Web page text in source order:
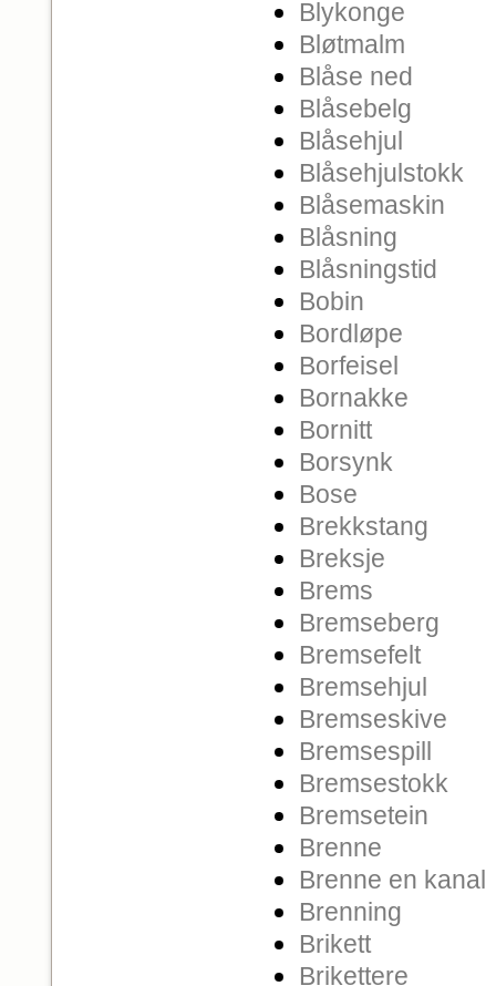
Blykonge
Bløtmalm
Blåse ned
Blåsebelg
Blåsehjul
Blåsehjulstokk
Blåsemaskin
Blåsning
Blåsningstid
Bobin
Bordløpe
Borfeisel
Bornakke
Bornitt
Borsynk
Bose
Brekkstang
Breksje
Brems
Bremseberg
Bremsefelt
Bremsehjul
Bremseskive
Bremsespill
Bremsestokk
Bremsetein
Brenne
Brenne en kanal
Brenning
Brikett
Brikettere